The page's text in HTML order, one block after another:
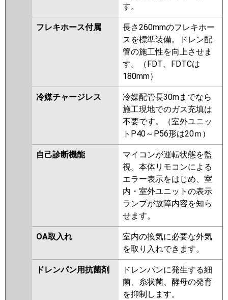
す。
フレキホース付属
長さ260mmのフレキホー
スを標準装備。ドレン配
管の施工性を向上させま
す。（FDT、FDTCは
180mm）
冷媒チャージレス
冷媒配管長30mまでなら
施工現地でのガス充填は
不要です。（室外ユニッ
トP40～P56形は20ｍ）
自己診断機能
マイコンが運転状態を監
視。本体リモコンによる
エラー表示をはじめ、室
内・室外ユニットの表示
ランプが故障内容を知ら
せます。
OA取入れ
室内の換気に必要な外気
を取り入れできます。
ドレンパン用抗菌剤
ドレンパンに発生する細
菌、糸状菌、酵母の発育
を抑制します。